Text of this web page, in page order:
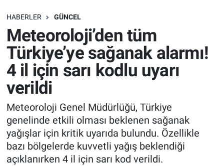
HABERLER GÜNCEL
Meteoroloji’den tüm
Türkiye’ye sağanak alarmı!
4 il için sarı kodlu uyarı
verildi
Meteoroloji Genel Müdürlüğü, Türkiye
genelinde etkili olması beklenen sağanak
yağışlar için kritik uyarıda bulundu. Özellikle
bazı bölgelerde kuvvetli yağış beklendiği
açıklanırken 4 il için sarı kod verildi.
SAĞLIK
EKONOMİ
EĞİTİM
ÖZEL HABER
Keşfet
ASTROLOJİ